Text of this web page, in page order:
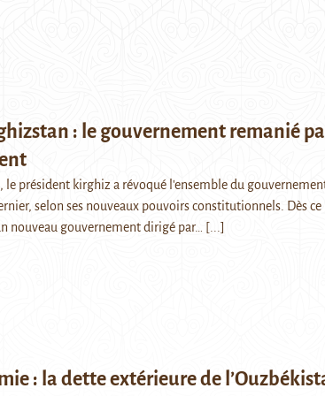
: le gouvernement remanié
le président kirghiz a révoqué l'ensemble du
selon ses nouveaux pouvoirs constitutionnels. Dès ce
nouveau gouvernement dirigé par…
[...]
: la dette extérieure de